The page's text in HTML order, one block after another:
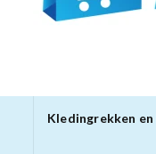
Kledingrekken en